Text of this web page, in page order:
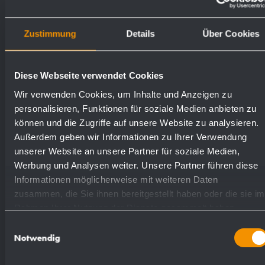
Zustimmung Details Über Cookies
Diese Webseite verwendet Cookies
Wir verwenden Cookies, um Inhalte und Anzeigen zu
personalisieren, Funktionen für soziale Medien anbieten zu
können und die Zugriffe auf unsere Website zu analysieren.
Außerdem geben wir Informationen zu Ihrer Verwendung
unserer Website an unsere Partner für soziale Medien,
Werbung und Analysen weiter. Unsere Partner führen diese
Informationen möglicherweise mit weiteren Daten
zusammen, die Sie ihnen bereitgestellt haben oder die sie im
Rahmen Ihrer Nutzung der Dienste gesammelt haben.
Notwendig
Oberflächen Bestellnummern
matt geschliffen (standard) 727887
(farbig) Pulver-beschichtet 728887
Textvorschlag für Ausschreibungen:
Babywickeltisch aus Edelstahl